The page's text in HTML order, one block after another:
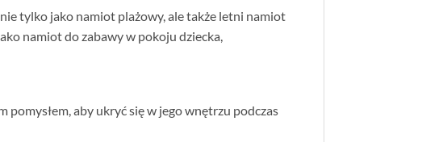
tylko jako namiot plażowy, ale także letni namiot
namiot do zabawy w pokoju dziecka,
aby ukryć się w jego wnętrzu podczas